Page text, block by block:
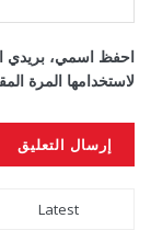
احفظ اسمي، بريدي
لاستخدامها المرة
Latest